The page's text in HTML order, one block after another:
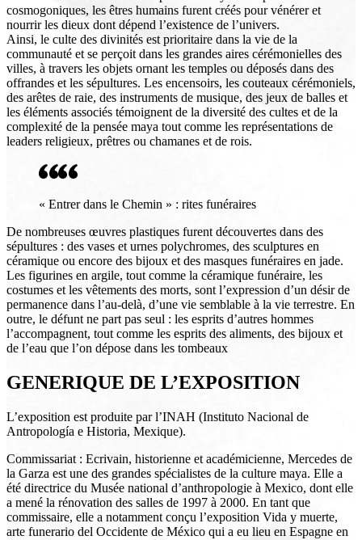
cosmogoniques, les êtres humains furent créés pour vénérer et
nourrir les dieux dont dépend l’existence de l’univers.
Ainsi, le culte des divinités est prioritaire dans la vie de la
communauté et se perçoit dans les grandes aires cérémonielles des
villes, à travers les objets ornant les temples ou déposés dans des
offrandes et les sépultures. Les encensoirs, les couteaux cérémoniels,
des arêtes de raie, des instruments de musique, des jeux de balles et
les éléments associés témoignent de la diversité des cultes et de la
complexité de la pensée maya tout comme les représentations de
leaders religieux, prêtres ou chamanes et de rois.
« Entrer dans le Chemin » : rites funéraires
De nombreuses œuvres plastiques furent découvertes dans des
sépultures : des vases et urnes polychromes, des sculptures en
céramique ou encore des bijoux et des masques funéraires en jade.
Les figurines en argile, tout comme la céramique funéraire, les
costumes et les vêtements des morts, sont l’expression d’un désir de
permanence dans l’au-delà, d’une vie semblable à la vie terrestre. En
outre, le défunt ne part pas seul : les esprits d’autres hommes
l’accompagnent, tout comme les esprits des aliments, des bijoux et
de l’eau que l’on dépose dans les tombeaux
GENERIQUE DE L’EXPOSITION
L’exposition est produite par l’INAH (Instituto Nacional de
Antropología e Historia, Mexique).
Commissariat : Ecrivain, historienne et académicienne, Mercedes de
la Garza est une des grandes spécialistes de la culture maya. Elle a
été directrice du Musée national d’anthropologie à Mexico, dont elle
a mené la rénovation des salles de 1997 à 2000. En tant que
commissaire, elle a notamment conçu l’exposition Vida y muerte,
arte funerario del Occidente de México qui a eu lieu en Espagne en